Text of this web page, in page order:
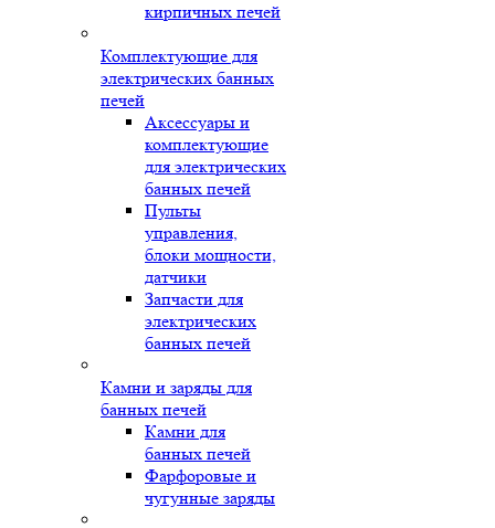
кирпичных печей
Комплектующие для
электрических банных
печей
Аксессуары и
комплектующие
для электрических
банных печей
Пульты
управления,
блоки мощности,
датчики
Запчасти для
электрических
банных печей
Камни и заряды для
банных печей
Камни для
банных печей
Фарфоровые и
чугунные заряды